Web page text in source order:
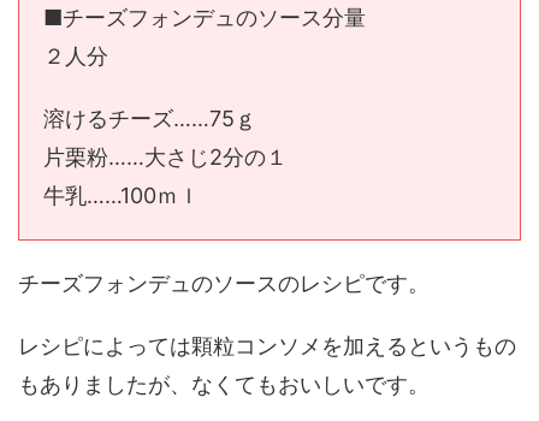
■チーズフォンデュのソース分量
２人分
溶けるチーズ……75ｇ
片栗粉……大さじ2分の１
牛乳……100ｍｌ
チーズフォンデュのソースのレシピです。
レシピによっては顆粒コンソメを加えるというもの
もありましたが、なくてもおいしいです。